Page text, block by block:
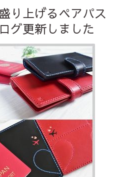
り上げるペアパス
グ更新しました